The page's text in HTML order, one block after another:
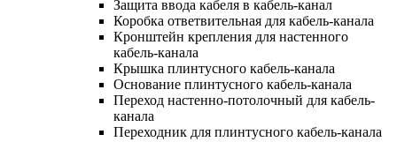
Защита ввода кабеля в кабель-канал
Коробка ответвительная для кабель-канала
Кронштейн крепления для настенного
кабель-канала
Крышка плинтусного кабель-канала
Основание плинтусного кабель-канала
Переход настенно-потолочный для кабель-
канала
Переходник для плинтусного кабель-канала